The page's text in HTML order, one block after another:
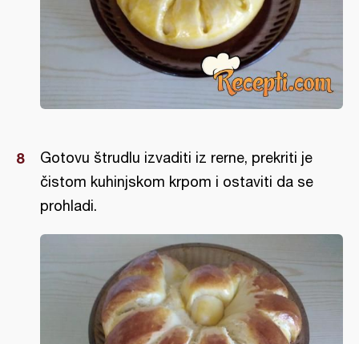
Gotovu štrudlu izvaditi iz rerne, prekriti je
čistom kuhinjskom krpom i ostaviti da se
prohladi.